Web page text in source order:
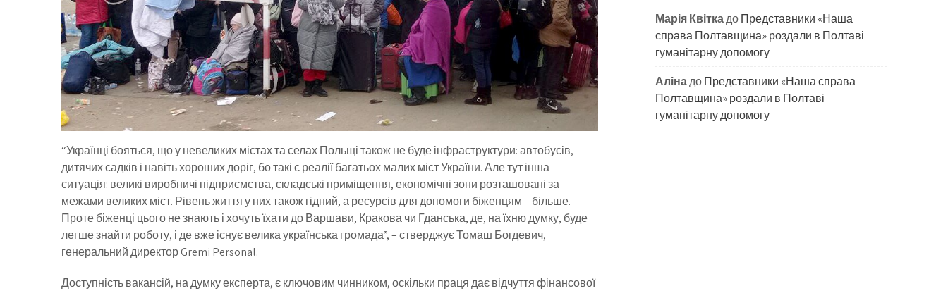
“Українці бояться, що у невеликих містах та селах Польщі також не буде інфраструктури: автобусів,
дитячих садків і навіть хороших доріг, бо такі є реалії багатьох малих міст України. Але тут інша
ситуація: великі виробничі підприємства, складські приміщення, економічні зони розташовані за
межами великих міст. Рівень життя у них також гідний, а ресурсів для допомоги біженцям – більше.
Проте біженці цього не знають і хочуть їхати до Варшави, Кракова чи Гданська, де, на їхню думку, буде
легше знайти роботу, і де вже існує велика українська громада”, – стверджує Томаш Богдевич,
генеральний директор Gremi Personal.
Доступність вакансій, на думку експерта, є ключовим чинником, оскільки праця дає відчуття фінансової
Марія КвіткадоПредставники «Наша
справа Полтавщина» роздали в Полтаві
гуманітарну допомогу
АлінадоПредставники «Наша справа
Полтавщина» роздали в Полтаві
гуманітарну допомогу